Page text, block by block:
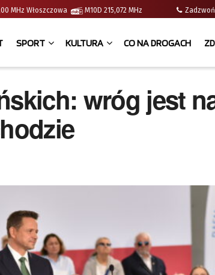
MHz Włoszczowa M10D 215,072 MHz
SPORT KULTURA CO NA DROGACH
wróg jest